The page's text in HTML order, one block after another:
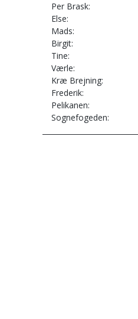
Per Brask
Else
Mads
Birgit
Tine
Værle
Kræ Brejning
Frederik
Pelikanen
Sognefogeden